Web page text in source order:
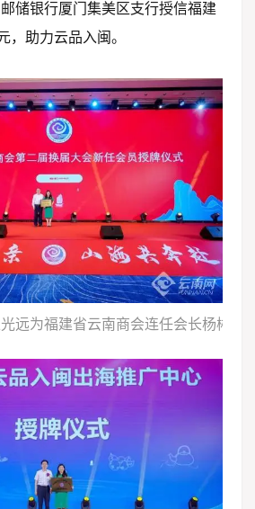
储银行厦门集美区支行授信福建
，助力云品入闽。
光远为福建省云南商会连任会长杨彬授